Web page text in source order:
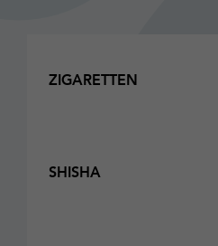
ZIGARETTEN
SHISHA